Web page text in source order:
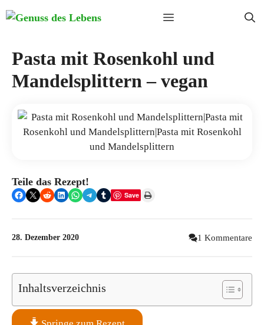
Inhalt
Menü
Pasta mit Rosenkohl und
Mandelsplittern – vegan
Teile das Rezept!
Share on Facebook
Share on X Share on RedditShare on LinkedIn
Share on WhatsApp
Share on Telegram
Share on TumblrSave Print this Page
28. Dezember 2020 1 Kommentare
Inhaltsverzeichnis